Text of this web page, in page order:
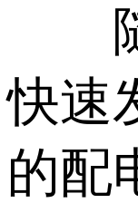
随
快速
的配